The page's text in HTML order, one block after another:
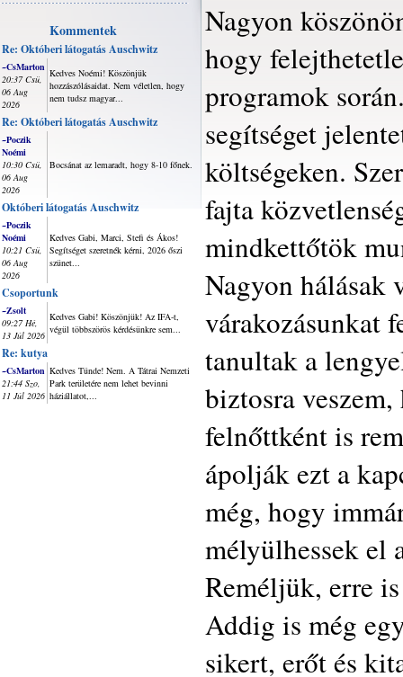
Kommentek
Re: Októberi látogatás Auschwitz
~CsMarton
20:37 Csü,
06 Aug
2026
Kedves Noémi! Köszönjük
hozzászólásaidat. Nem véletlen, hogy
nem tudsz magyar...
Re: Októberi látogatás Auschwitz
~Poczik
Noémi
10:30 Csü,
06 Aug
2026
Bocsánat az lemaradt, hogy 8-10 főnek.
Októberi látogatás Auschwitz
~Poczik
Noémi
10:21 Csü,
06 Aug
2026
Kedves Gabi, Marci, Stefi és Ákos!
Segítséget szeretnék kérni, 2026 őszi
szünet...
Csoportunk
~Zsolt
09:27 Hé,
13 Júl 2026
Kedves Gabi! Köszönjük! Az IFA-t,
végül többszörös kérdésünkre sem...
Re: kutya
~CsMarton
21:44 Szo,
11 Júl 2026
Kedves Tünde! Nem. A Tátrai Nemzeti
Park területére nem lehet bevinni
háziállatot,...
Nagyon
hogy
programok
segítséget
költségeken.
fajta
mindkettőtök
Nagyon hálásak
várakozásunkat
tanultak a
biztosra
felnőttként is
ápolják ezt a
még, hogy
mélyülhessek el
Reméljük, erre
Addig is még
sikert, erőt és